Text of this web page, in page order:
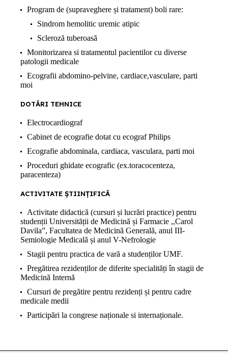
Program de (supraveghere și tratament) boli rare:
Sindrom hemolitic uremic atipic
Scleroză tuberoasă
Monitorizarea si tratamentul pacientilor cu diverse
patologii medicale
Ecografii abdomino-pelvine, cardiace,vasculare, parti
moi
DOTĂRI TEHNICE
Electrocardiograf
Cabinet de ecografie dotat cu ecograf Philips
Ecografie abdominala, cardiaca, vasculara, parti moi
Proceduri ghidate ecografic (ex.toracocenteza,
paracenteza)
ACTIVITATE ȘTIINȚIFICĂ
Activitate didactică (cursuri și lucrări practice) pentru
studenții Universității de Medicină și Farmacie ,,Carol
Davila”, Facultatea de Medicină Generală, anul III-
Semiologie Medicală și anul V-Nefrologie
Stagii pentru practica de vară a studenților UMF.
Pregătirea rezidenților de diferite specialități în stagii de
Medicină Internă
Cursuri de pregătire pentru rezidenți și pentru cadre
medicale medii
Participări la congrese naționale si internaționale.